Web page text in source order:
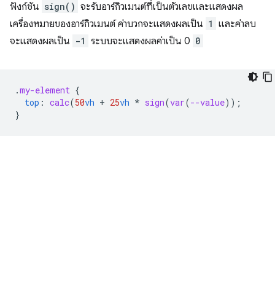
ฟังก์ชัน sign() จะรับอาร์กิวเมนต์ที่เป็นตัวเลขและแสดงผล
เครื่องหมายของอาร์กิวเมนต์ ค่าบวกจะแสดงผลเป็น 1 และค่าลบ
จะแสดงผลเป็น -1 ระบบจะแสดงผลค่าเป็น 0 0
.my-element {
top : calc(50vh + 25vh * sign(var(--value)) ;
}